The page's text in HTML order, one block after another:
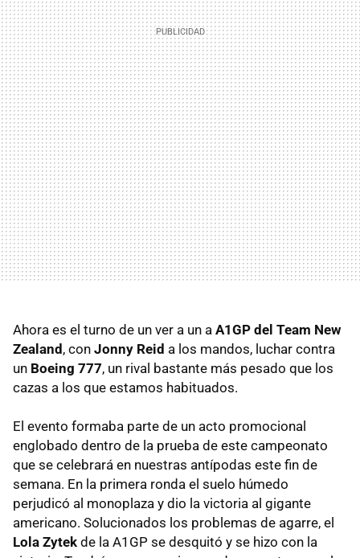
Ahora es el turno de un ver a un a A1GP del Team New
Zealand , con Jonny Reid a los mandos, luchar contra
un Boeing 777, un rival bastante más pesado que los
cazas a los que estamos habituados.
El evento formaba parte de un acto promocional
englobado dentro de la prueba de este campeonato
que se celebrará en nuestras antípodas este fin de
semana. En la primera ronda el suelo húmedo
perjudicó al monoplaza y dio la victoria al gigante
americano. Solucionados los problemas de agarre, el
Lola Zytek de la A1GP se desquitó y se hizo con la